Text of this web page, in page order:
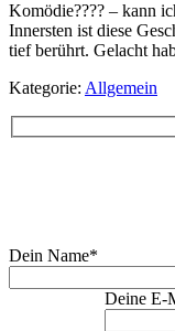
Komödie???? – kann
Innersten ist diese
tief berührt. Gelacht
Kategorie: Allgemein
Dein Name*
Deine E-